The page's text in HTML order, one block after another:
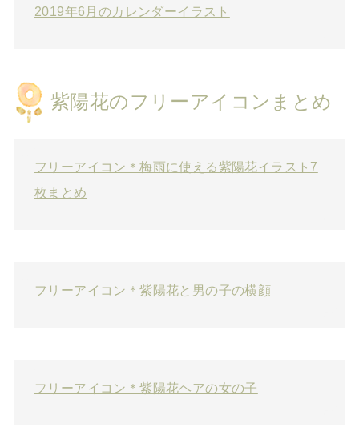
2019年6月のカレンダーイラスト
紫陽花のフリーアイコンまとめ
フリーアイコン＊梅雨に使える紫陽花イラスト7
枚まとめ
フリーアイコン＊紫陽花と男の子の横顔
フリーアイコン＊紫陽花ヘアの女の子